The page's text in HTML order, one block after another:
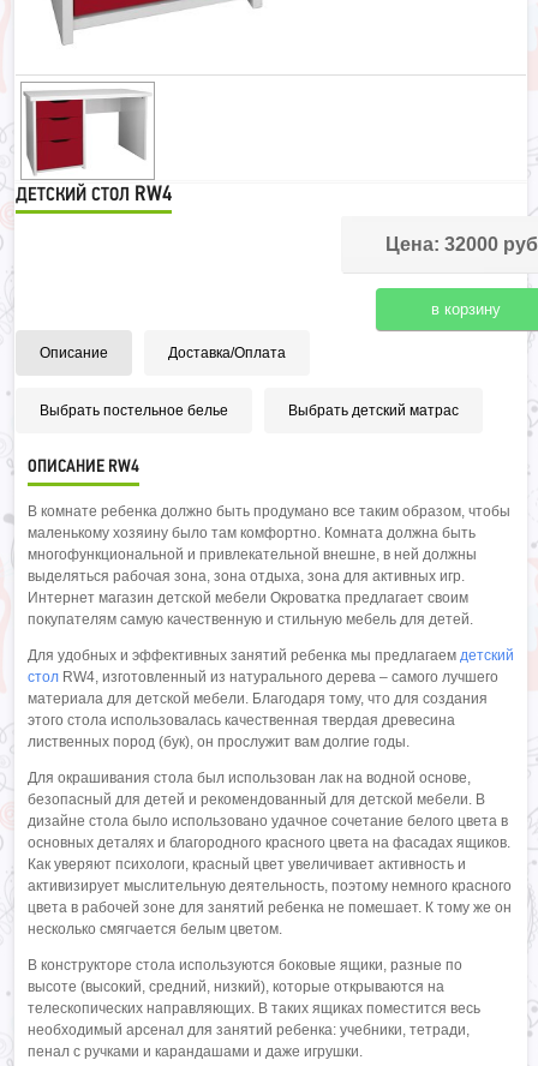
ДЕТСКИЙ СТОЛ RW4
Цена: 32000
Описание Доставка/Оплата
Выбрать постельное белье Выбрать детский матрас
ОПИСАНИЕ RW4
В комнате ребенка должно быть продумано все таким образом, чтобы
маленькому хозяину было там комфортно. Комната должна быть
многофункциональной и привлекательной внешне, в ней должны
выделяться рабочая зона, зона отдыха, зона для активных игр.
Интернет магазин детской мебели Окроватка предлагает своим
покупателям самую качественную и стильную мебель для детей.
Для удобных и эффективных занятий ребенка мы предлагаем детский
столRW4, изготовленный из натурального дерева – самого лучшего
материала для детской мебели. Благодаря тому, что для создания
этого стола использовалась качественная твердая древесина
лиственных пород (бук), он прослужит вам долгие годы.
Для окрашивания стола был использован лак на водной основе,
безопасный для детей и рекомендованный для детской мебели. В
дизайне стола было использовано удачное сочетание белого цвета в
основных деталях и благородного красного цвета на фасадах ящиков.
Как уверяют психологи, красный цвет увеличивает активность и
активизирует мыслительную деятельность, поэтому немного красного
цвета в рабочей зоне для занятий ребенка не помешает. К тому же он
несколько смягчается белым цветом.
В конструкторе стола используются боковые ящики, разные по
высоте (высокий, средний, низкий), которые открываются на
телескопических направляющих. В таких ящиках поместится весь
необходимый арсенал для занятий ребенка: учебники, тетради,
пенал с ручками и карандашами и даже игрушки.